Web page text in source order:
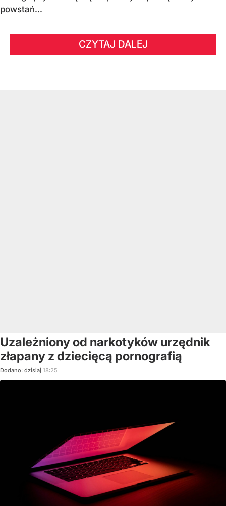
powstań...
CZYTAJ DALEJ
Uzależniony od narkotyków urzędnik
złapany z dziecięcą pornografią
Dodano: dzisiaj 18:25